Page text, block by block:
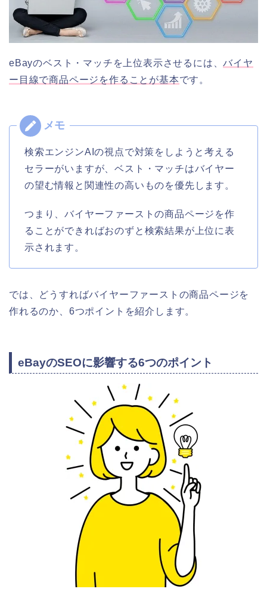
eBayのベスト・マッチを上位表示させるには、バイヤ
ー目線で商品ページを作ることが基本です。
検索エンジンAIの視点で対策をしようと考える
セラーがいますが、ベスト・マッチはバイヤー
の望む情報と関連性の高いものを優先します。
つまり、バイヤーファーストの商品ページを作
ることができればおのずと検索結果が上位に表
示されます。
では、どうすればバイヤーファーストの商品ページを
作れるのか、6つポイントを紹介します。
eBayのSEOに影響する6つのポイント